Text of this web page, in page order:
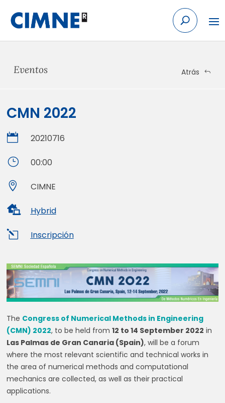
content
Eventos Atrás
CMN 2022
 20210716
} 00:00
 CIMNE
 Hybrid
l Inscripción
The Congress of Numerical Methods in Engineering
(CMN) 2022, to be held from12 to 14 September 2022 in
Las Palmas de Gran Canaria (Spain), will be a forum
where the most relevant scientific and technical works in
the area of ​​numerical methods and computational
mechanics are collected, as well as their practical
applications.